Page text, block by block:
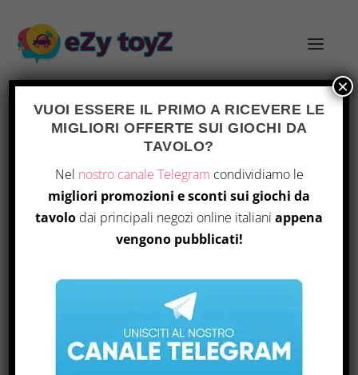
TAG:PHALANX
VUOI ESSERE IL PRIMO A RICEVERE LE
MIGLIORI OFFERTE SUI GIOCHI DA
TAVOLO?
Nel nostro canale Telegram condividiamo le
migliori promozioni e sconti sui giochi da
tavolo dai principali negozi online italiani appena
vengono pubblicati!
×